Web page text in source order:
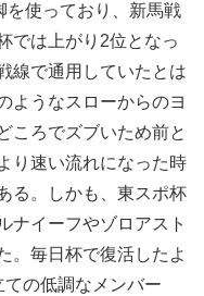
を使っており、新馬戦
では上がり2位となっ
線で通用していたとは
ようなスローからのヨ
ころでズブいため前と
り速い流れになった時
る。しかも、東スポ杯
ナイーフやゾロアスト
。毎日杯で復活したよ
の低調なメンバー